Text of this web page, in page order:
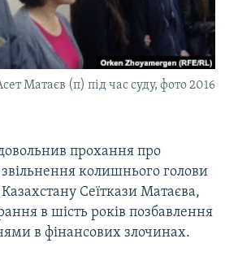
Матаєв (п) під час суду, фото 2016
прохання про
колишнього голови
Сеїткази Матаєва,
в шість років позбавлення
в фінансових злочинах.